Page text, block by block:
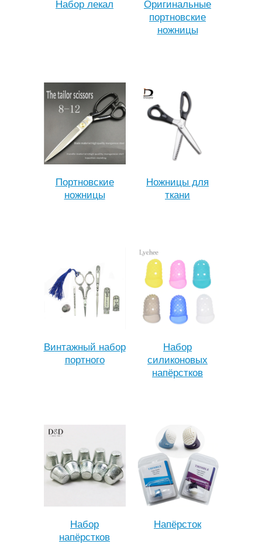
Набор лекал
Оригинальные
портновские
ножницы
Портновские
ножницы
Ножницы для
ткани
Винтажный набор
портного
Набор
силиконовых
напёрстков
Набор
напёрстков
Напёрсток